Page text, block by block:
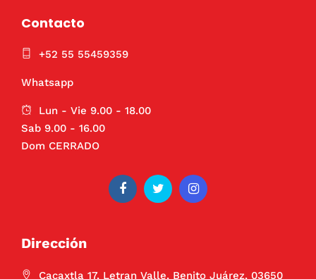
Contacto
+52 55 55459359
Whatsapp
Lun - Vie 9.00 - 18.00
Sab 9.00 - 16.00
Dom CERRADO
Dirección
Cacaxtla 17, Letran Valle, Benito Juárez, 03650